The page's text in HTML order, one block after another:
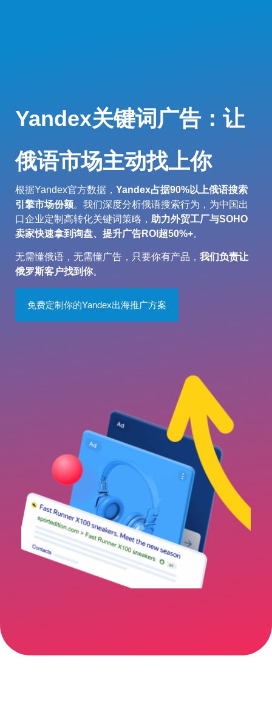
Yandex关键词广告：让
俄语市场主动找上你
根据Yandex官方数据， Yandex占据90%以上俄语搜索
引擎市场份额。我们深度分析俄语搜索行为，为中国出
口企业定制高转化关键词策略， 助力外贸工厂与SOHO
卖家快速拿到询盘、提升广告ROI超50%+。
无需懂俄语，无需懂广告，只要你有产品， 我们负责让
俄罗斯客户找到你。
免费定制你的Yandex出海推广方案